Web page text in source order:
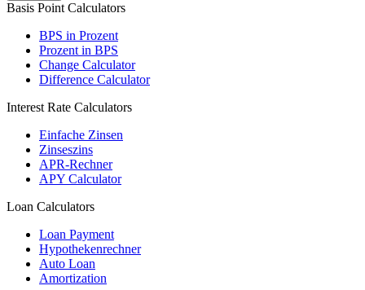
Basis Point Calculators
BPS in Prozent
Prozent in BPS
Change Calculator
Difference Calculator
Interest Rate Calculators
Einfache Zinsen
Zinseszins
APR-Rechner
APY Calculator
Loan Calculators
Loan Payment
Hypothekenrechner
Auto Loan
Amortization